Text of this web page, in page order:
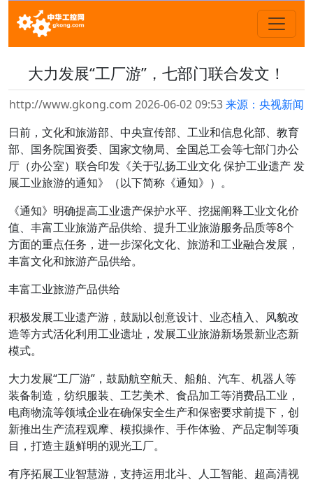
大力发展“工厂游”，七部门联合发文！
http://www.gkong.com 2026-06-02 09:53来源：央视新闻
日前，文化和旅游部、中央宣传部、工业和信息化部、教育
部、国务院国资委、国家文物局、全国总工会等七部门办公
厅（办公室）联合印发《关于弘扬工业文化 保护工业遗产 发
展工业旅游的通知》（以下简称《通知》）。
《通知》明确提高工业遗产保护水平、挖掘阐释工业文化价
值、丰富工业旅游产品供给、提升工业旅游服务品质等8个
方面的重点任务，进一步深化文化、旅游和工业融合发展，
丰富文化和旅游产品供给。
丰富工业旅游产品供给
积极发展工业遗产游，鼓励以创意设计、业态植入、风貌改
造等方式活化利用工业遗址，发展工业旅游新场景新业态新
模式。
大力发展“工厂游”，鼓励航空航天、船舶、汽车、机器人等
装备制造，纺织服装、工艺美术、食品加工等消费品工业，
电商物流等领域企业在确保安全生产和保密要求前提下，创
新推出生产流程观摩、模拟操作、手作体验、产品定制等项
目，打造主题鲜明的观光工厂。
有序拓展工业智慧游，支持运用北斗、人工智能、超高清视